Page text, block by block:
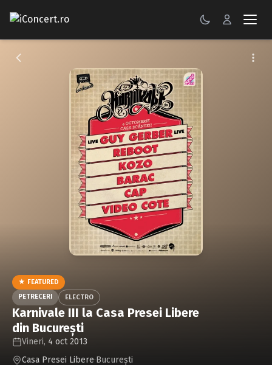
CONCERTE
Caută în site...
★ FEATURED
PETRECERI
ELECTRO
Karnivale III la Casa Presei Libere
din Bucureşti
Vineri, 4 oct 2013
Casa Presei Libere·Bucureşti